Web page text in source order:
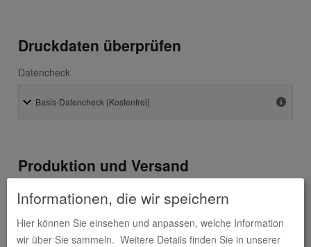
Druckdaten überprüfen
Datencheck
Produktion und Versand
Absenderadresse
Informationen, die wir speichern
Hier können Sie einsehen und anpassen, welche Information
wir über Sie sammeln. Weitere Details finden Sie in unserer